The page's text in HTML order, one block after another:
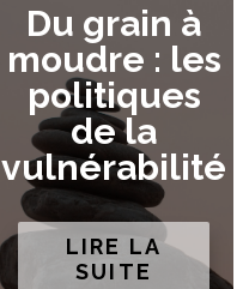
Du grain à
moudre : les
politiques
de la
vulnérabilité
LIRE LA
SUITE